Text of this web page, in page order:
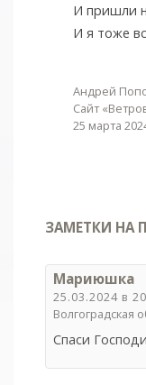
И пришли
И я тоже
Андрей
Сайт
25 марта
ЗАМЕТКИ НА
Мариюшка
25.03.2024 в
Волгоградская
Спаси